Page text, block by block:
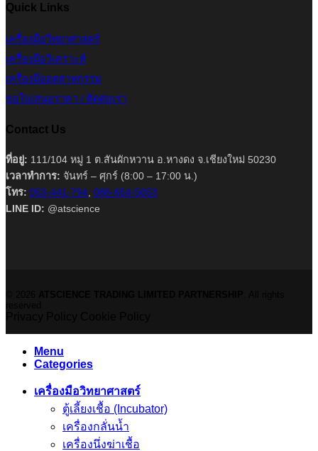
Quick Links
เครื่องมือวิทยาศาสตร์
เครื่องมือวิเคราะห์
เครื่องมืออุตสาหกรรม
ขอใบเสนอราคา / ติดต่อเรา
Contact Us
ที่อยู่: 111/104 หมู่ 1 ต.สันผักหวาน อ.หางดง จ.เชียงใหม่ 50230
เวลาทำการ: จันทร์ – ศุกร์ (8:00 – 17:00 น.)
โทร: 053-441-794 086-654-5653
LINE ID: @atscience
Menu
Categories
เครื่องมือวิทยาศาสตร์
ตู้เลี้ยงเชื้อ (Incubator)
เครื่องกลั่นน้ำ
เครื่องนึ่งฆ่าเชื้อ